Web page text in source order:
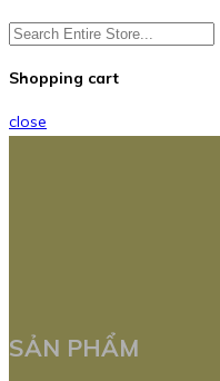
Shopping cart
close
SẢN PHẨM